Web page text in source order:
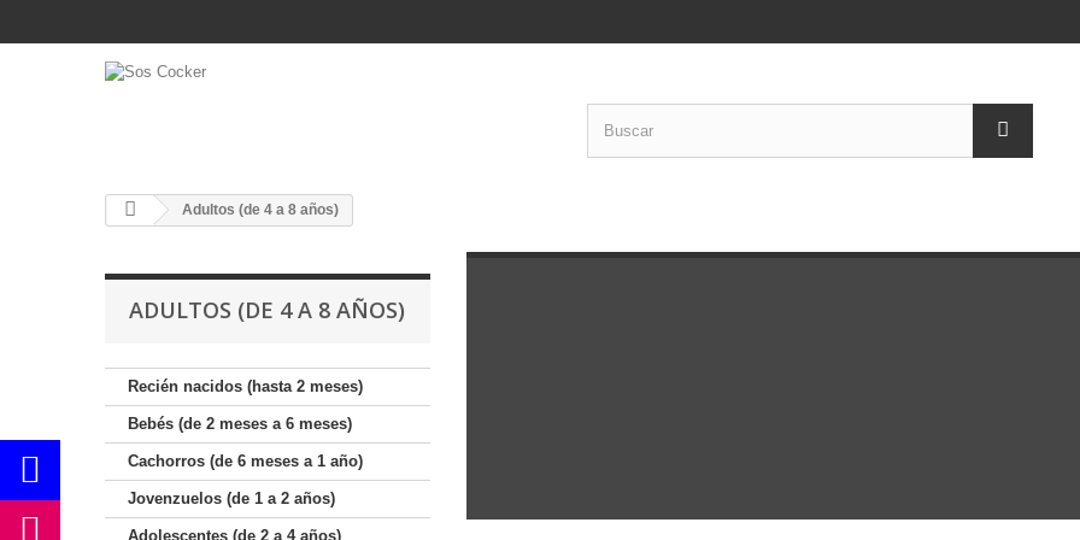
Adultos (de 4 a 8 años)
ADULTOS (DE 4 A 8 AÑOS)
Recién nacidos (hasta 2 meses)
Bebés (de 2 meses a 6 meses)
Cachorros (de 6 meses a 1 año)
Jovenzuelos (de 1 a 2 años)
Adolescentes (de 2 a 4 años)